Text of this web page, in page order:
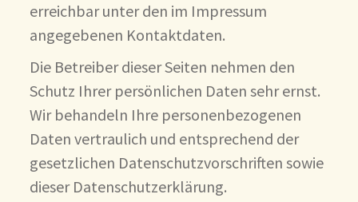
erreichbar unter den im Impressum
angegebenen Kontaktdaten.
Die Betreiber dieser Seiten nehmen den
Schutz Ihrer persönlichen Daten sehr ernst.
Wir behandeln Ihre personenbezogenen
Daten vertraulich und entsprechend der
gesetzlichen Datenschutzvorschriften sowie
dieser Datenschutzerklärung.